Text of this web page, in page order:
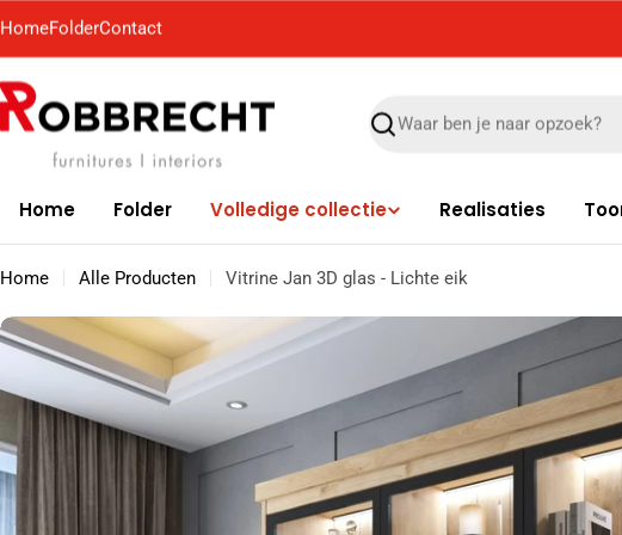
naar
inhoud
HomeFolderContact
Zoek
Home Folder Volledige collectie Realisaties
Home Alle Producten Vitrine Jan 3D glas - Lichte eik